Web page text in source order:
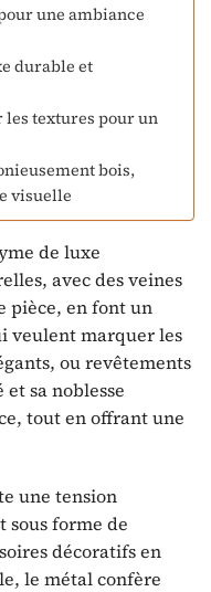
une ambiance
durable et
textures pour un
bois,
visuelle
de luxe
avec des veines
pièce, en font un
veulent marquer les
ou revêtements
sa noblesse
tout en offrant une
une tension
sous forme de
décoratifs en
le métal confère